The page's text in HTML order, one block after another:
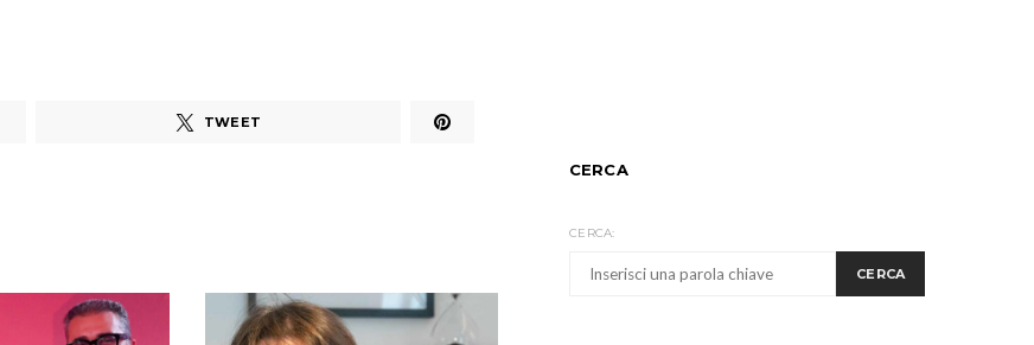
TWEET
CERCA
CERCA:
CERCA